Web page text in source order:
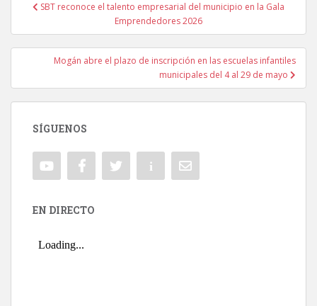
Navegación de entradas
SBT reconoce el talento empresarial del municipio en la Gala
Emprendedores 2026
Mogán abre el plazo de inscripción en las escuelas infantiles
municipales del 4 al 29 de mayo
SÍGUENOS
EN DIRECTO